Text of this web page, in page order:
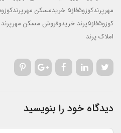
مهرپرندکوزو5فاز5
خریدمسکن مهرپرندکوزو5فاز5
کوزو5فاز5پرند
خریدوفروش مسکن مهرپرند
املاک پرند
دیدگاه خود را بنویسید